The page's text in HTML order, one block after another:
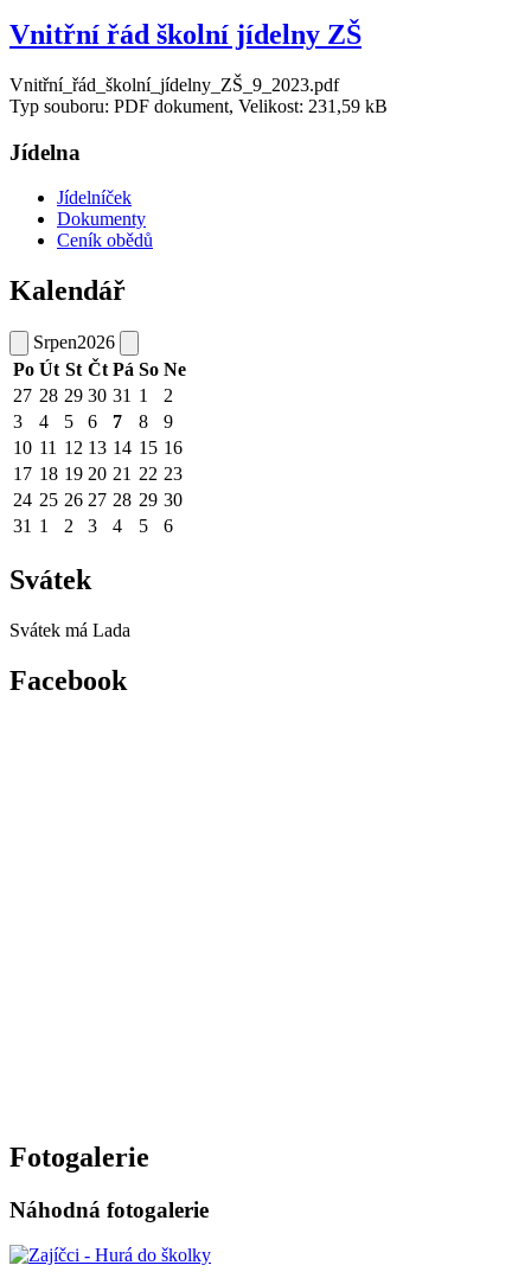
Vnitřní řád školní jídelny ZŠ
Vnitřní_řád_školní_jídelny_ZŠ_9_2023.pdf
Typ souboru: PDF dokument, Velikost: 231,59 kB
Jídelna
Jídelníček
Dokumenty
Ceník obědů
Kalendář
Srpen2026
Po Út St Čt Pá So Ne
27 28 29 30 31 1
2
3
4 5 6 7 8
9
10 11 12 13 14 15 16
17 18 19 20 21 22 23
24 25 26 27 28 29 30
31 1 2 3 4 5 6
Svátek
Svátek má Lada
Facebook
Fotogalerie
Náhodná fotogalerie